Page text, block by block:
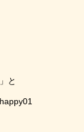
」と